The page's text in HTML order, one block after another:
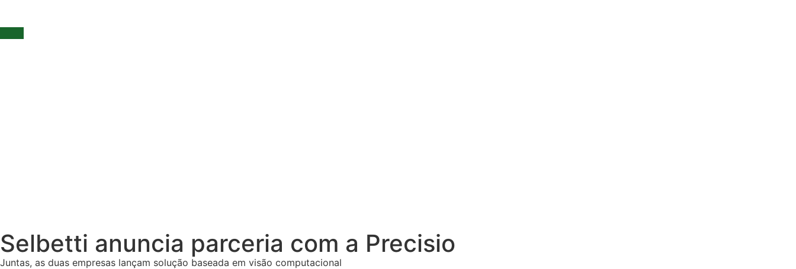
Selbetti anuncia parceria com a Precisio
Juntas, as duas empresas lançam solução baseada em visão computacional